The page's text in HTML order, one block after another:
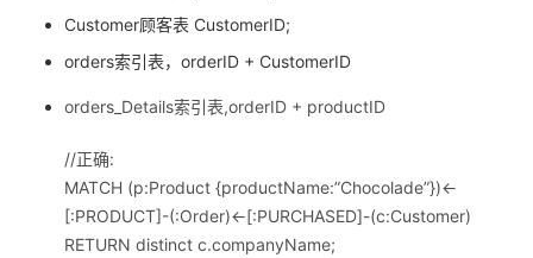
Customer顾客表 CustomerID;
orders索引表，orderID + CustomerID
orders_Details索引表,orderID + productID
//正确:
MATCH (p:Product {productName:”Chocolade”})<-
[:PRODUCT]-(:Order)<-[:PURCHASED]-(c:Customer)
RETURN distinct c.companyName;